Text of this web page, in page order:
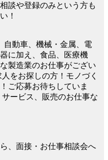
談や登録のみという方も
！
自動車、機械・金属、電
に加え、食品、医療機
製造業のお仕事がござい
をお探しの方！モノづく
ご応募お待ちしていま
ービス、販売のお仕事な
、面接・お仕事相談会へ